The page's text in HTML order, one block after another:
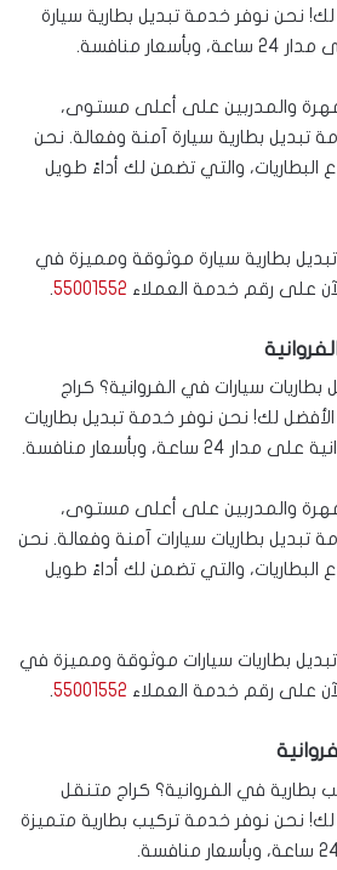
لك! نحن نوفر خدمة تبديل بطارية سيارة
منافسة.
والمدربين على أعلى مستوى،
بطارية سيارة آمنة وفعالة. نحن
والتي تضمن لك أداءً طويل
بطارية سيارة موثوقة ومميزة في
على رقم خدمة العملاء 55001552
.
سيارات في الفروانية؟ كراج
لك! نحن نوفر خدمة تبديل بطاريات
وبأسعار منافسة.
والمدربين على أعلى مستوى،
بطاريات سيارات آمنة وفعالة. نحن
والتي تضمن لك أداءً طويل
بطاريات سيارات موثوقة ومميزة في
على رقم خدمة العملاء 55001552
.
في الفروانية؟ كراج متنقل
لك! نحن نوفر خدمة تركيب بطارية متميزة